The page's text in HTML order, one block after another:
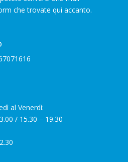
che trovate qui accanto.
al Venerdì:
/ 15.30 – 19.30